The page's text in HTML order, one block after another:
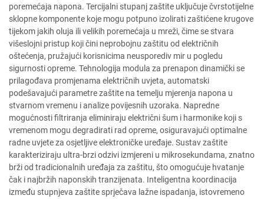
poremećaja napona. Tercijalni stupanj zaštite uključuje čvrstotijelne
sklopne komponente koje mogu potpuno izolirati zaštićene krugove
tijekom jakih oluja ili velikih poremećaja u mreži, čime se stvara
višeslojni pristup koji čini neprobojnu zaštitu od električnih
oštećenja, pružajući korisnicima neusporediv mir u pogledu
sigurnosti opreme. Tehnologija modula za prenapon dinamički se
prilagođava promjenama električnih uvjeta, automatski
podešavajući parametre zaštite na temelju mjerenja napona u
stvarnom vremenu i analize povijesnih uzoraka. Napredne
mogućnosti filtriranja eliminiraju električni šum i harmonike koji s
vremenom mogu degradirati rad opreme, osiguravajući optimalne
radne uvjete za osjetljive elektroničke uređaje. Sustav zaštite
karakteriziraju ultra-brzi odzivi izmjereni u mikrosekundama, znatno
brži od tradicionalnih uređaja za zaštitu, što omogućuje hvatanje
čak i najbržih naponskih tranzijenata. Inteligentna koordinacija
između stupnjeva zaštite sprječava lažne ispadanja, istovremeno